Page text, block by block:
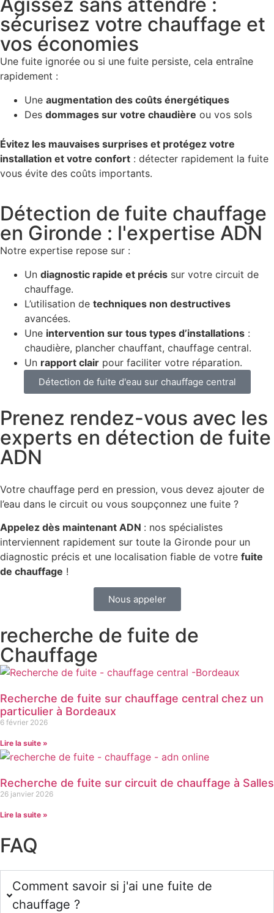
Agissez sans attendre :
sécurisez votre chauffage et
vos économies
Une fuite ignorée ou si une fuite persiste, cela entraîne
rapidement :
Une augmentation des coûts énergétiques
Des dommages sur votre chaudière ou vos sols
Évitez les mauvaises surprises et protégez votre
installation et votre confort : détecter rapidement la fuite
vous évite des coûts importants.
Détection de fuite chauffage
en Gironde : l'expertise ADN
Notre expertise repose sur :
Un diagnostic rapide et précis sur votre circuit de
chauffage.
L’utilisation de techniques non destructives
avancées.
Une intervention sur tous types d’installations :
chaudière, plancher chauffant, chauffage central.
Un rapport clair pour faciliter votre réparation.
Détection de fuite d'eau sur chauffage central
Prenez rendez-vous avec les
experts en détection de fuite
ADN
Votre chauffage perd en pression, vous devez ajouter de
l’eau dans le circuit ou vous soupçonnez une fuite ?
Appelez dès maintenant ADN : nos spécialistes
interviennent rapidement sur toute la Gironde pour un
diagnostic précis et une localisation fiable de votre fuite
de chauffage !
Nous appeler
recherche de fuite de
Chauffage
Recherche de fuite sur chauffage central chez un
particulier à Bordeaux
6 février 2026
Lire la suite »
Recherche de fuite sur circuit de chauffage à Salles
26 janvier 2026
Lire la suite »
FAQ
Comment savoir si j'ai une fuite de
chauffage ?